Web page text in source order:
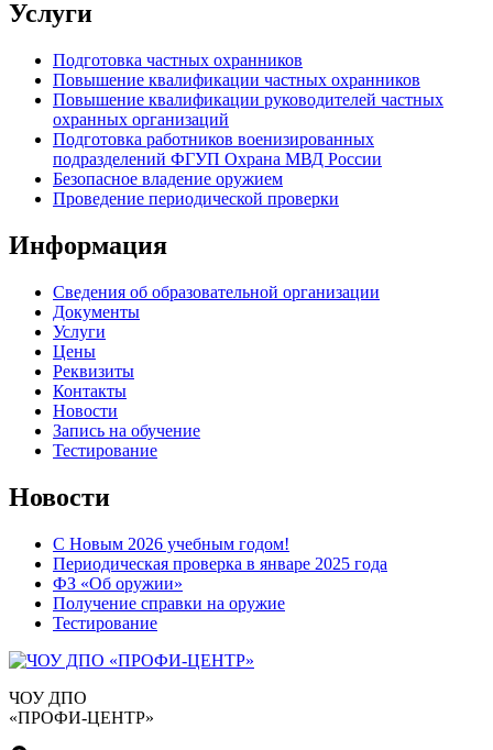
Услуги
Подготовка частных охранников
Повышение квалификации частных охранников
Повышение квалификации руководителей частных
охранных организаций
Подготовка работников военизированных
подразделений ФГУП Охрана МВД России
Безопасное владение оружием
Проведение периодической проверки
Информация
Сведения об образовательной организации
Документы
Услуги
Цены
Реквизиты
Контакты
Новости
Запись на обучение
Тестирование
Новости
С Новым 2026 учебным годом!
Периодическая проверка в январе 2025 года
ФЗ «Об оружии»
Получение справки на оружие
Тестирование
ЧОУ ДПО
«ПРОФИ-ЦЕНТР»